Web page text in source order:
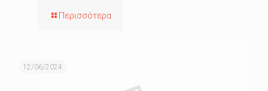
Περισσότερα
12/06/2024